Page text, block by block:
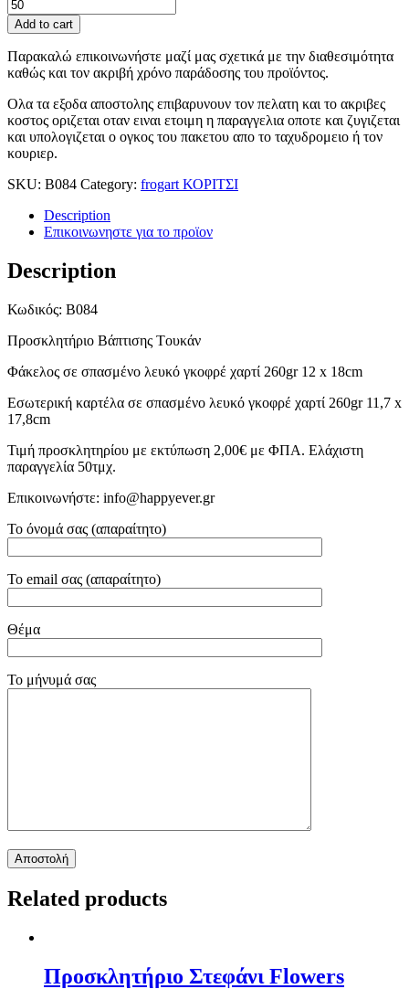
Add to cart
Παρακαλώ επικοινωνήστε μαζί μας σχετικά με την διαθεσιμότητα
καθώς και τον ακριβή χρόνο παράδοσης του προϊόντος.
Ολα τα εξοδα αποστολης επιβαρυνουν τον πελατη και το ακριβες
κοστος οριζεται οταν ειναι ετοιμη η παραγγελια οποτε και ζυγιζεται
και υπολογιζεται ο ογκος του πακετου απο το ταχυδρομειο ή τον
κουριερ.
SKU: B084 Category: frogart ΚΟΡΙΤΣΙ
Description
Επικοινωνηστε για το προϊoν
Description
Κωδικός: B084
Προσκλητήριο Βάπτισης Tουκάν
Φάκελος σε σπασμένο λευκό γκοφρέ χαρτί 260gr 12 x 18cm
Εσωτερική καρτέλα σε σπασμένο λευκό γκοφρέ χαρτί 260gr 11,7 x
17,8cm
Τιμή προσκλητηρίου με εκτύπωση 2,00€ με ΦΠΑ. Ελάχιστη
παραγγελία 50τμχ.
Επικοινωνήστε: info@happyever.gr
Το όνομά σας (απαραίτητο)
Το email σας (απαραίτητο)
Θέμα
Το μήνυμά σας
Related products
Προσκλητήριο Στεφάνι Flowers